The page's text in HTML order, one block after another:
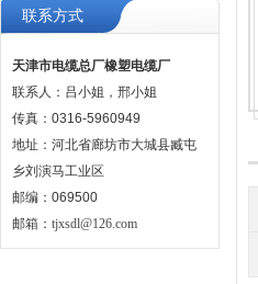
联系方式
天津市电缆总厂橡塑电缆厂
联系人：吕小姐，邢小姐
传真：0316-5960949
地址：河北省廊坊市大城县臧屯
乡刘演马工业区
邮编：069500
邮箱： tjxsdl@126.com